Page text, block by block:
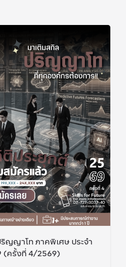
ญญาโท ภาคพิเศษ ประจำ
(ครั้งที่ 4/2569)